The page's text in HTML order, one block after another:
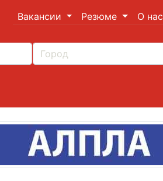
Вакансии Резюме О нас